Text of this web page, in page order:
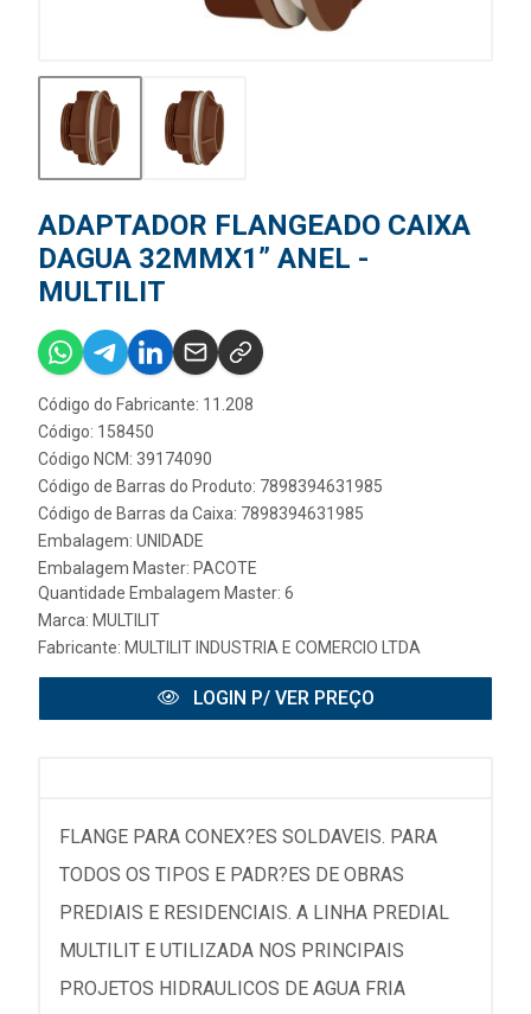
ADAPTADOR FLANGEADO CAIXA
DAGUA 32MMX1” ANEL -
MULTILIT
Código do Fabricante: 11.208
Código: 158450
Código NCM: 39174090
Código de Barras do Produto: 7898394631985
Código de Barras da Caixa: 7898394631985
Embalagem: UNIDADE
Embalagem Master: PACOTE
Quantidade Embalagem Master: 6
Marca: MULTILIT
Fabricante: MULTILIT INDUSTRIA E COMERCIO LTDA
LOGIN P/ VER PREÇO
FLANGE PARA CONEX?ES SOLDAVEIS. PARA
TODOS OS TIPOS E PADR?ES DE OBRAS
PREDIAIS E RESIDENCIAIS. A LINHA PREDIAL
MULTILIT E UTILIZADA NOS PRINCIPAIS
PROJETOS HIDRAULICOS DE AGUA FRIA